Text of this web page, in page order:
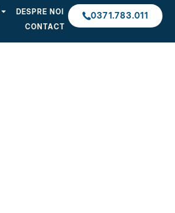
DESPRE NOI
CONTACT
0371.783.011